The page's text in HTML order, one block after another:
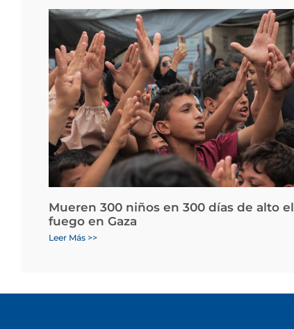
Mueren 300 niños en 300 días de alto el
fuego en Gaza
Leer Más >>